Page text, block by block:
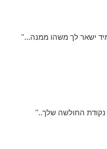
ישאר לך משהו ממנה...''
החולשה שלך..''